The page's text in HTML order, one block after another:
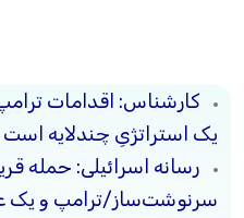
کارشناس: اقدامات
یک استراتژیِ چندلایه است
رسانه‌ اسرائیلی: حمله‌
سرنوشت‌ساز/ترامپ و